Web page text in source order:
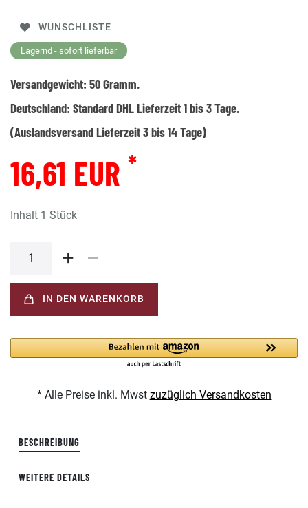
WUNSCHLISTE
Lagernd - sofort lieferbar
Versandgewicht: 50Gramm.
Deutschland: Standard DHL Lieferzeit 1 bis 3 Tage.
(Auslandsversand Lieferzeit 3 bis 14 Tage)
16,61 EUR *
Inhalt 1 Stück
IN DEN WARENKORB
* Alle Preise inkl. Mwst zuzüglich Versandkosten
BESCHREIBUNG
WEITERE DETAILS